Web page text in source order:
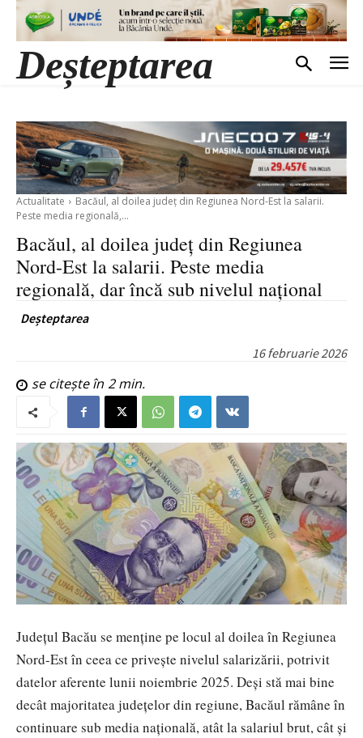
Deșteptarea
Actualitate
Bacăul, al doilea județ din Regiunea Nord-Est la salarii.
Peste media regională,...
Bacăul, al doilea județ din Regiunea
Nord-Est la salarii. Peste media
regională, dar încă sub nivelul național
Deșteptarea
16 februarie 2026
se citește în 2min.
Județul Bacău se menține pe locul al doilea în Regiunea
Nord-Est în ceea ce privește nivelul salarizării, potrivit
datelor aferente lunii noiembrie 2025. Deși stă mai bine
decât majoritatea județelor din regiune, Bacăul rămâne în
continuare sub media națională, atât la salariul brut, cât și